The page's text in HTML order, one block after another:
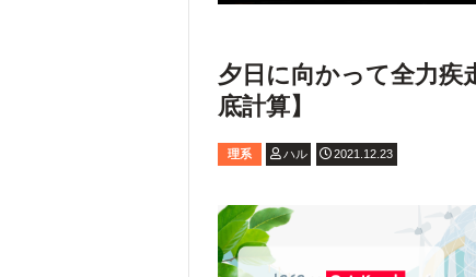
夕日に向かって全力疾
底計算】
理系 ハル 2021.12.23